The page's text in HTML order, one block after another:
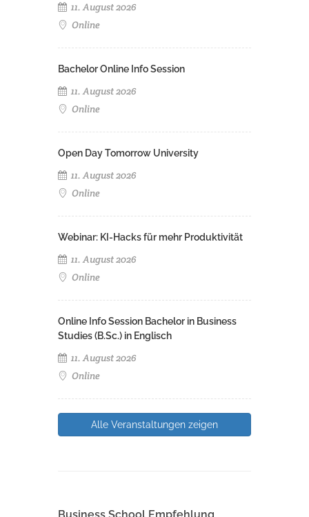
11. August 2026
Online
Bachelor Online Info Session
11. August 2026
Online
Open Day Tomorrow University
11. August 2026
Online
Webinar: KI-Hacks für mehr Produktivität
11. August 2026
Online
Online Info Session Bachelor in Business
Studies (B.Sc.) in Englisch
11. August 2026
Online
Alle Veranstaltungen zeigen